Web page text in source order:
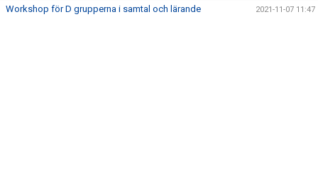
Workshop för D grupperna i samtal och lärande 2021-11-07 11:47